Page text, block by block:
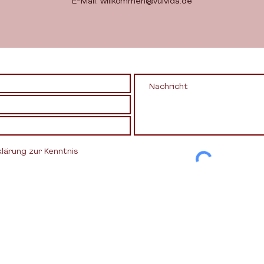
zur Kenntnis